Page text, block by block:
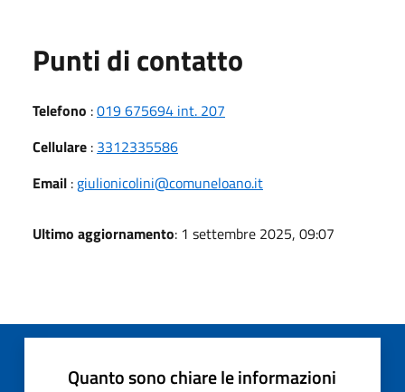
Punti di contatto
Telefono :019 675694 int. 207
Cellulare : 3312335586
Email : giulionicolini@comuneloano.it
Ultimo aggiornamento: 1 settembre 2025, 09:07
Quanto sono chiare le informazioni